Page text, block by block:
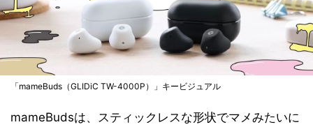
「mameBuds（GLIDiC TW-4000P）」キービジュアル
mameBudsは、スティックレスな形状でマメみたいに